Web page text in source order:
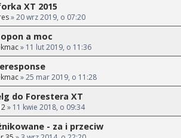
XT 2015
» 20 wrz 2019, o 07:20
a moc
» 11 lut 2019, o 11:36
» 25 mar 2019, o 11:28
do Forestera XT
» 11 kwie 2018, o 09:34
- za i przeciw